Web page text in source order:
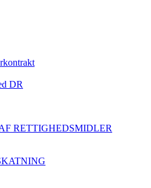
DR
RETTIGHEDSMIDLER